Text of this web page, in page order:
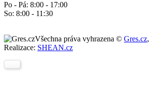
Po - Pá: 8:00 - 17:00
So: 8:00 - 11:30
Všechna práva vyhrazena © Gres.cz,
Realizace: SHEAN.cz